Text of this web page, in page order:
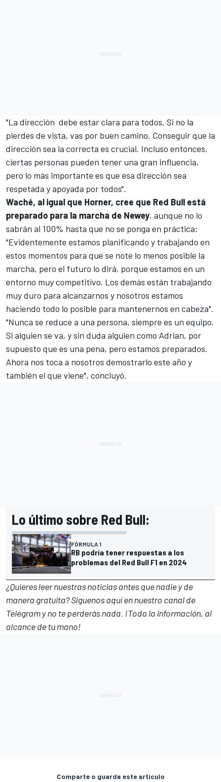
"La dirección debe estar clara para todos. Si no la
pierdes de vista, vas por buen camino. Conseguir que la
dirección sea la correcta es crucial. Incluso entonces,
ciertas personas pueden tener una gran influencia,
pero lo más importante es que esa dirección sea
respetada y apoyada por todos".
Waché, al igual que Horner, cree que Red Bull está
preparado para la marcha de Newey, aunque no lo
sabrán al 100% hasta que no se ponga en práctica:
"Evidentemente estamos planificando y trabajando en
estos momentos para que se note lo menos posible la
marcha, pero el futuro lo dirá, porque estamos en un
entorno muy competitivo. Los demás están trabajando
muy duro para alcanzarnos y nosotros estamos
haciendo todo lo posible para mantenernos en cabeza".
"Nunca se reduce a una persona, siempre es un equipo.
Si alguien se va, y sin duda alguien como Adrian, por
supuesto que es una pena, pero estamos preparados.
Ahora nos toca a nosotros demostrarlo este año y
también el que viene", concluyó.
Lo último sobre Red Bull:
FÓRMULA 1
RB podría tener respuestas a los
problemas del Red Bull F1 en 2024
¿Quieres leer nuestras noticias antes que nadie y de
manera gratuita? Síguenosaquí en nuestro canal de
Telegramy no te perderás nada. ¡Toda la información, al
alcance de tu mano!
Comparte o guarda este artículo